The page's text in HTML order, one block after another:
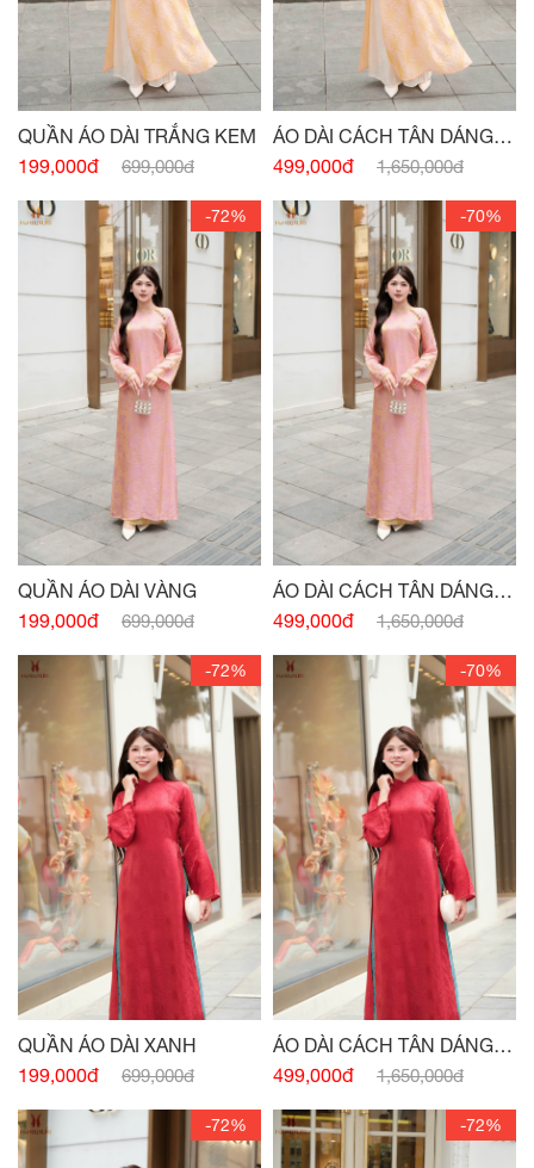
QUẦN ÁO DÀI TRẮNG KEM
199,000đ
699,000đ
ÁO DÀI CÁCH TÂN DÁNG
XUÔNG CỔ 3 PHÂN CAM
499,000đ 1,650,000đ
-72%
QUẦN ÁO DÀI VÀNG
199,000đ
699,000đ
-70%
ÁO DÀI CÁCH TÂN DÁNG
XUÔNG CỔ 3 PHÂN HỒNG
499,000đ 1,650,000đ
-72%
QUẦN ÁO DÀI XANH
199,000đ
699,000đ
-70%
ÁO DÀI CÁCH TÂN DÁNG
XUÔNG CỔ 3 PHÂN ĐỎ
499,000đ 1,650,000đ
-72% -72%